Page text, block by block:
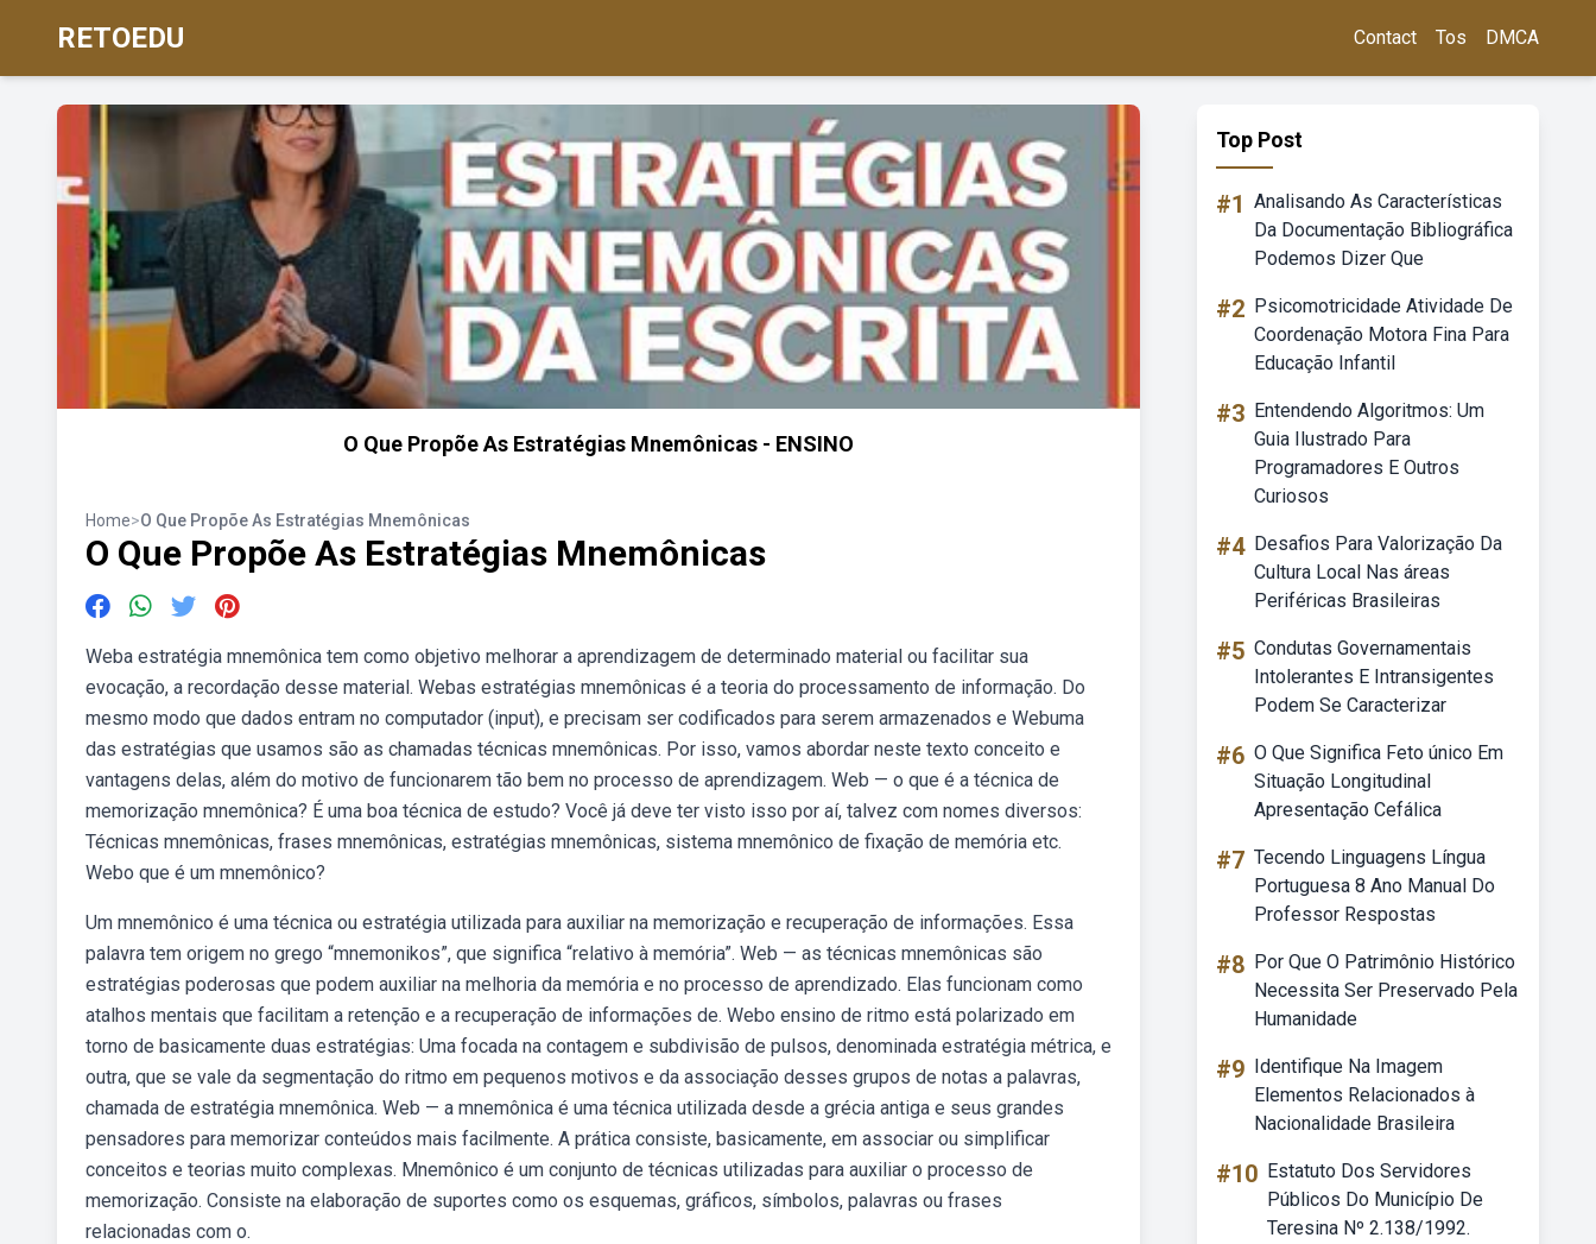
RETOEDU Contact Tos DMCA
O Que Propõe As Estratégias Mnemônicas - ENSINO
Home>O Que Propõe As Estratégias Mnemônicas
O Que Propõe As Estratégias Mnemônicas
Weba estratégia mnemônica tem como objetivo melhorar a aprendizagem de determinado material ou facilitar sua
evocação, a recordação desse material. Webas estratégias mnemônicas é a teoria do processamento de informação. Do
mesmo modo que dados entram no computador (input), e precisam ser codificados para serem armazenados e Webuma
das estratégias que usamos são as chamadas técnicas mnemônicas. Por isso, vamos abordar neste texto conceito e
vantagens delas, além do motivo de funcionarem tão bem no processo de aprendizagem. Web — o que é a técnica de
memorização mnemônica? É uma boa técnica de estudo? Você já deve ter visto isso por aí, talvez com nomes diversos:
Técnicas mnemônicas, frases mnemônicas, estratégias mnemônicas, sistema mnemônico de fixação de memória etc.
Webo que é um mnemônico?
Um mnemônico é uma técnica ou estratégia utilizada para auxiliar na memorização e recuperação de informações. Essa
palavra tem origem no grego “mnemonikos”, que significa “relativo à memória”. Web — as técnicas mnemônicas são
estratégias poderosas que podem auxiliar na melhoria da memória e no processo de aprendizado. Elas funcionam como
atalhos mentais que facilitam a retenção e a recuperação de informações de. Webo ensino de ritmo está polarizado em
torno de basicamente duas estratégias: Uma focada na contagem e subdivisão de pulsos, denominada estratégia métrica, e
outra, que se vale da segmentação do ritmo em pequenos motivos e da associação desses grupos de notas a palavras,
chamada de estratégia mnemônica. Web — a mnemônica é uma técnica utilizada desde a grécia antiga e seus grandes
pensadores para memorizar conteúdos mais facilmente. A prática consiste, basicamente, em associar ou simplificar
conceitos e teorias muito complexas. Mnemônico é um conjunto de técnicas utilizadas para auxiliar o processo de
memorização. Consiste na elaboração de suportes como os esquemas, gráficos, símbolos, palavras ou frases
relacionadas com o.
Top Post
#1 Analisando As Características
Da Documentação Bibliográfica
Podemos Dizer Que
#2 Psicomotricidade Atividade De
Coordenação Motora Fina Para
Educação Infantil
#3 Entendendo Algoritmos: Um
Guia Ilustrado Para
Programadores E Outros
Curiosos
#4 Desafios Para Valorização Da
Cultura Local Nas áreas
Periféricas Brasileiras
#5 Condutas Governamentais
Intolerantes E Intransigentes
Podem Se Caracterizar
#6 O Que Significa Feto único Em
Situação Longitudinal
Apresentação Cefálica
#7 Tecendo Linguagens Língua
Portuguesa 8 Ano Manual Do
Professor Respostas
#8 Por Que O Patrimônio Histórico
Necessita Ser Preservado Pela
Humanidade
#9 Identifique Na Imagem
Elementos Relacionados à
Nacionalidade Brasileira
#10 Estatuto Dos Servidores
Públicos Do Município De
Teresina Nº 2.138/1992.